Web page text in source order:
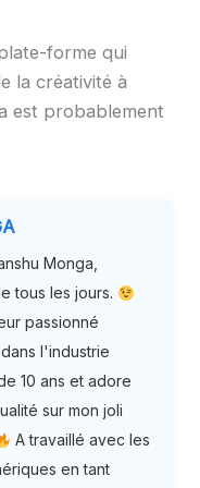
forme qui
la créativité à
est probablement
Monga,
tous les jours.
passionné
l'industrie
10 ans et adore
sur mon joli
A travaillé avec les
en tant